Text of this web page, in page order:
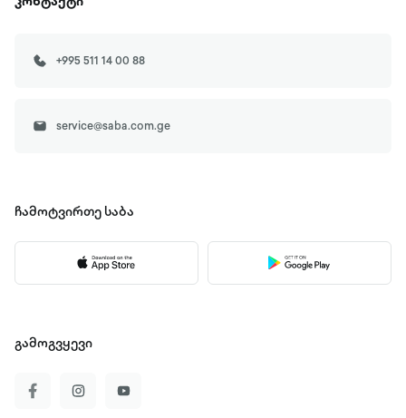
+995 511 14 00 88
service@saba.com.ge
ჩამოტვირთე საბა
გამოგვყევი